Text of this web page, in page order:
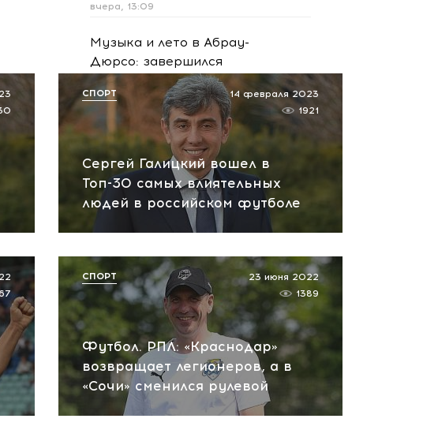
вчера, 13:09
Музыка и лето в Абрау-
Дюрсо: завершился
фестиваль Light Weekend
вчера, 12:39
Сергей Галицкий вошел в
Топ-30 самых влиятельных
людей в российском футболе
14 февраля 2023
1921
СПОРТ
Футбол. РПЛ: «Краснодар»
возвращает легионеров, а в
«Сочи» сменился рулевой
23 июня 2022
1389
СПОРТ